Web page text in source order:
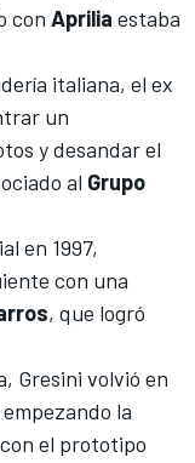
con Aprilia estaba
italiana, el ex
un
y desandar el
al Grupo
en 1997,
con una
, que logró
Gresini volvió en
empezando la
el prototipo